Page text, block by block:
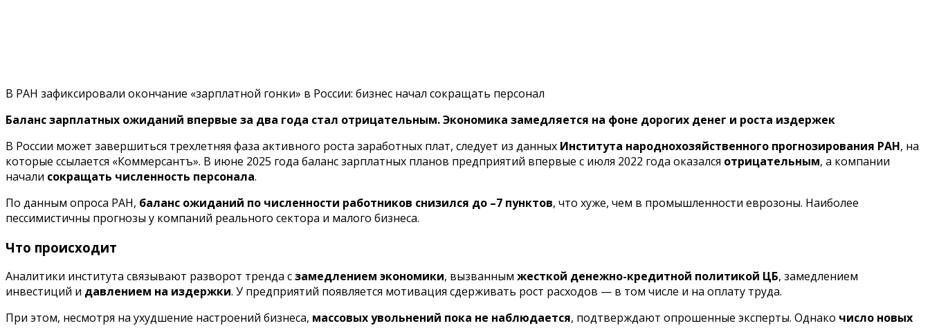
В РАН зафиксировали окончание «зарплатной гонки» в России: бизнес начал сокращать персонал
Баланс зарплатных ожиданий впервые за два года стал отрицательным. Экономика замедляется на фоне дорогих денег и роста издержек
В России может завершиться трехлетняя фаза активного роста заработных плат, следует из данных Института народнохозяйственного прогнозирования РАН, на
которые ссылается «Коммерсантъ». В июне 2025 года баланс зарплатных планов предприятий впервые с июля 2022 года оказался отрицательным, а компании
начали сокращать численность персонала.
По данным опроса РАН, баланс ожиданий по численности работников снизился до –7 пунктов, что хуже, чем в промышленности еврозоны. Наиболее
пессимистичны прогнозы у компаний реального сектора и малого бизнеса.
Что происходит
Аналитики института связывают разворот тренда сзамедлением экономики, вызванным жесткой денежно-кредитной политикой ЦБ, замедлением
инвестиций и давлением на издержки. У предприятий появляется мотивация сдерживать рост расходов — в том числе и на оплату труда.
При этом, несмотря на ухудшение настроений бизнеса, массовых увольнений пока не наблюдается, подтверждают опрошенные эксперты. Однако число новых